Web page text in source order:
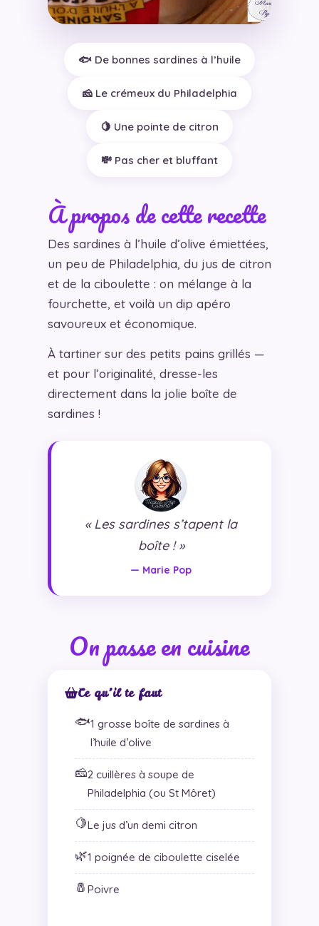
🐟 De bonnes sardines à l’huile
🧀 Le crémeux du Philadelphia
🍋 Une pointe de citron
💸 Pas cher et bluffant
À propos de cette recette
Des sardines à l’huile d’olive émiettées,
un peu de Philadelphia, du jus de citron
et de la ciboulette : on mélange à la
fourchette, et voilà un dip apéro
savoureux et économique.
À tartiner sur des petits pains grillés —
et pour l’originalité, dresse-les
directement dans la jolie boîte de
sardines !
« Les sardines s’tapent la
boîte ! »
— Marie Pop
On passe en cuisine
Ce qu’il te faut
🐟1 grosse boîte de sardines à
l’huile d’olive
🧀2 cuillères à soupe de
Philadelphia (ou St Môret)
🍋Le jus d’un demi citron
🌿1 poignée de ciboulette ciselée
🧂 Poivre